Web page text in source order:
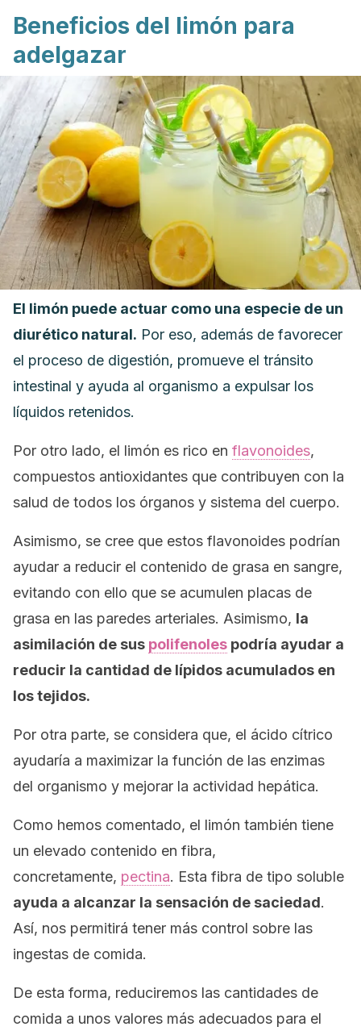
Beneficios del limón para
adelgazar
El limón puede actuar como una especie de un
diurético natural. Por eso, además de favorecer
el proceso de digestión, promueve el tránsito
intestinal y ayuda al organismo a expulsar los
líquidos retenidos.
Por otro lado, el limón es rico en flavonoides,
compuestos antioxidantes que contribuyen con la
salud de todos los órganos y sistema del cuerpo.
Asimismo, se cree que estos flavonoides podrían
ayudar a reducir el contenido de grasa en sangre,
evitando con ello que se acumulen placas de
grasa en las paredes arteriales. Asimismo, la
asimilación de sus polifenoles podría ayudar a
reducir la cantidad de lípidos acumulados en
los tejidos.
Por otra parte, se considera que, el ácido cítrico
ayudaría a maximizar la función de las enzimas
del organismo y mejorar la actividad hepática.
Como hemos comentado, el limón también tiene
un elevado contenido en fibra,
concretamente, pectina. Esta fibra de tipo soluble
ayuda a alcanzar la sensación de saciedad.
Así, nos permitirá tener más control sobre las
ingestas de comida.
De esta forma, reduciremos las cantidades de
comida a unos valores más adecuados para el